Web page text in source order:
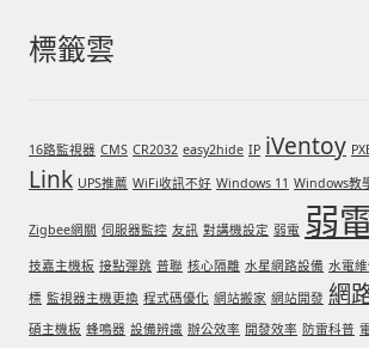
標籤雲
16路監視器 CMS CR2032 easy2hide IP iVentoy
Link UPS推薦 WiFi收訊不好 Windows 11 Windows教
Zigbee網關 伺服器監控 友訊 對講機設定 弱電 弱
技嘉主機板 接點彈跳 普聯 核心隔離 水星網路設備 水電
標 監視器主機更換 程式碼優化 網站搬家 網站開發 網
碩主機板 蜂鳴器 設備辨識 辦公效率 開發效率 防雷科普